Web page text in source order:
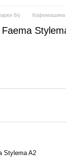
б/у Кофемашина
Stylema A2